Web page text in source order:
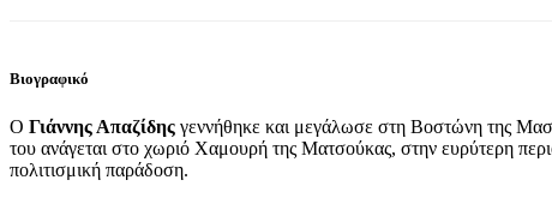
Βιογραφικό
Ο Γιάννης Απαζίδης γεννήθηκε και μεγάλωσε στη Βοστώνη της
του ανάγεται στο χωριό Χαμουρή της Ματσούκας, στην ευρύτερη
πολιτισμική παράδοση.